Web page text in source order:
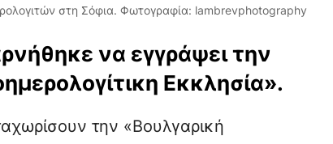
στη Σόφια. Φωτογραφία: lambrevphotography
να εγγράψει την
Εκκλησία».
την «Βουλγαρική